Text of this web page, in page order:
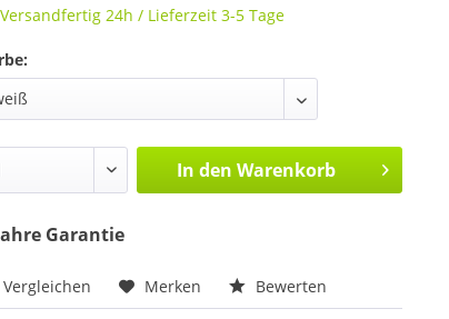
Versandfertig 24h / Lieferzeit 3-5 Tage
In den Warenkorb
Garantie
Vergleichen Merken Bewerten